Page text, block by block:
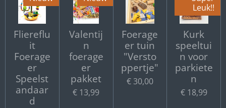
Fliereflu
it
Foerage
er
Speelst
andaar
d
Valentij
n
foerage
er
pakket
€ 13,99
Foerage
er tuin
"Versto
ppertje"
€ 30,00
Leuk!!
Kurk
speeltui
n voor
parkiete
n
€ 18,99